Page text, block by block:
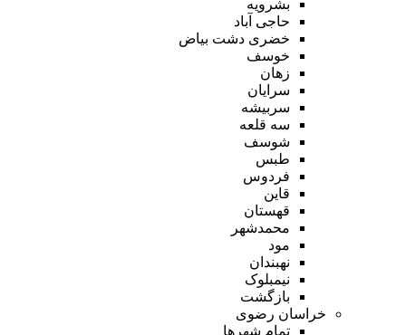
بشرویه
حاجی آباد
خضری دشت بیاض
خوسف
زهان
سرایان
سربیشه
سه قلعه
شوسف
طبس
فردوس
قاین
قهستان
محمدشهر
مود
نهبندان
نیمبلوک
بازگشت
خراسان رضوی
تمام شهر‌ها